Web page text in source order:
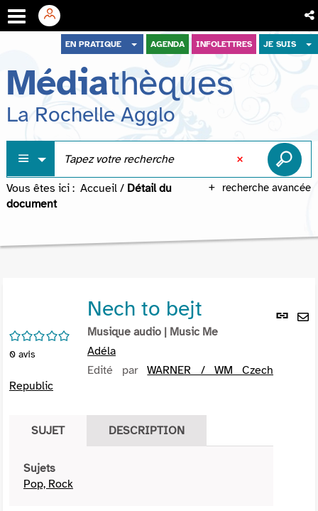
menu
contenu
recherche
EN PRATIQUE AGENDA INFOLETTRES JE SUIS
Médiathèques
La Rochelle Agglo
recherche avancée
Vous êtes ici : Accueil / Détail du
document
Lien
/5
0 avis
Nech to bejt
Musique audio | Music Me
Adéla
Edité parWARNER / WM Czech
Republic
SUJET DESCRIPTION
Sujets
Pop, Rock